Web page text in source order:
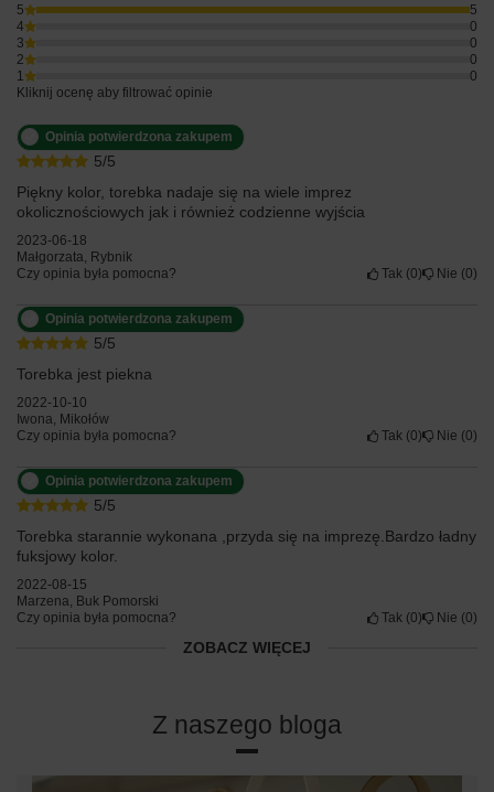
5
5
4
0
3
0
2
0
1
0
Kliknij ocenę aby filtrować opinie
5/5
Opinia potwierdzona zakupem
Piękny kolor, torebka nadaje się na wiele imprez
okolicznościowych jak i również codzienne wyjścia
2023-06-18
Małgorzata, Rybnik
Czy opinia była pomocna?
Tak 0 Nie 0
5/5
Opinia potwierdzona zakupem
Torebka jest piekna
2022-10-10
Iwona, Mikołów
Czy opinia była pomocna?
Tak 0 Nie 0
5/5
Opinia potwierdzona zakupem
Torebka starannie wykonana ,przyda się na imprezę.Bardzo ładny
fuksjowy kolor.
2022-08-15
Marzena, Buk Pomorski
Czy opinia była pomocna?
Tak 0 Nie 0
ZOBACZ WIĘCEJ
Z naszego bloga